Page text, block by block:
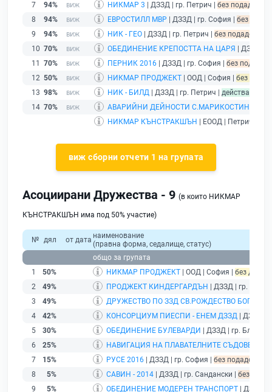
7
94% НИКМАР 3 | ДЗЗД | гр. Петрич | без подаден
8
94% ЕВРОСТИЛЛ МВР | ДЗЗД | гр. София | без
9
94% НИК - ГЕО | ДЗЗД | гр. Петрич | без подаден
10 70% ОБЕДИНЕНИЕ КРЕПОСТТА НА ЦАРЯ
| ДЗЗД |
11
70% ПЕРНИК 2016 | ДЗЗД | гр. София | без подаден
12 50% НИКМАР ПРОДЖЕКТ | ООД | София | без
13 98% НИК - БИЛД | ДЗЗД | гр. Петрич | действащ
14 70% АВАРИЙНИ ДЕЙНОСТИ С.МАРИКОСТИНОВО
НИКМАР КЪНСТРАКШЪН
| ЕООД | Петрич |
виж сборни отчети 1 на групата
Асоциирани Дружества - 9 (в които НИКМАР
КЪНСТРАКШЪН има под 50% участие)
№ дял от дата наименование
(правна форма, седалище, статус)
общо за групата
1
50% НИКМАР ПРОДЖЕКТ | ООД | София | без
2
49% ПРОДЖЕКТ КИНДЕРГАРДЪН
| ДЗЗД | гр.
3
49%
ДРУЖЕСТВО ПО ЗЗД СВ.РОЖДЕСТВО
4
42% КОНСОРЦИУМ ПИЕСПИ - ЕНЕМ ДЗЗД | ДЗЗД |
5
30% ОБЕДИНЕНИЕ БУЛЕВАРДИ
| ДЗЗД | гр.
6
25%
НАВИГАЦИЯ НА ПЛАВАТЕЛНИТЕ СЪДОВЕ
7
15% РУСЕ 2016 | ДЗЗД | гр. София | без подаден
8
5% САВИН - 2014 | ДЗЗД | гр. Сандански | без
9
5% ОБЕДИНЕНИЕ МОДЕРЕН ТРАНСПОРТ | ДЗЗД |